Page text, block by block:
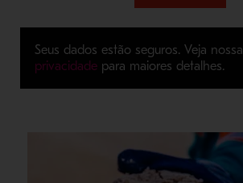
Seus dados estão seguros. Veja nossa
privacidadepara maiores detalhes.